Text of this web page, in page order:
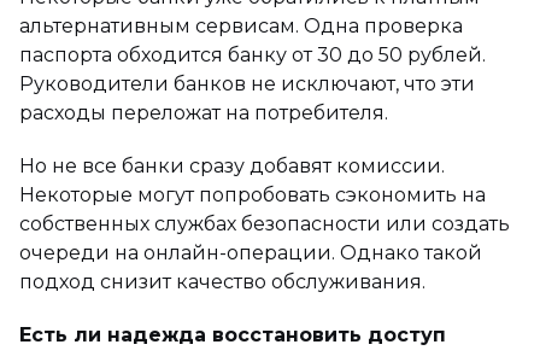
альтернативным сервисам. Одна проверка
паспорта обходится банку от 30 до 50 рублей.
Руководители банков не исключают, что эти
расходы переложат на потребителя.
Но не все банки сразу добавят комиссии.
Некоторые могут попробовать сэкономить на
собственных службах безопасности или создать
очереди на онлайн-операции. Однако такой
подход снизит качество обслуживания.
Есть ли надежда восстановить доступ